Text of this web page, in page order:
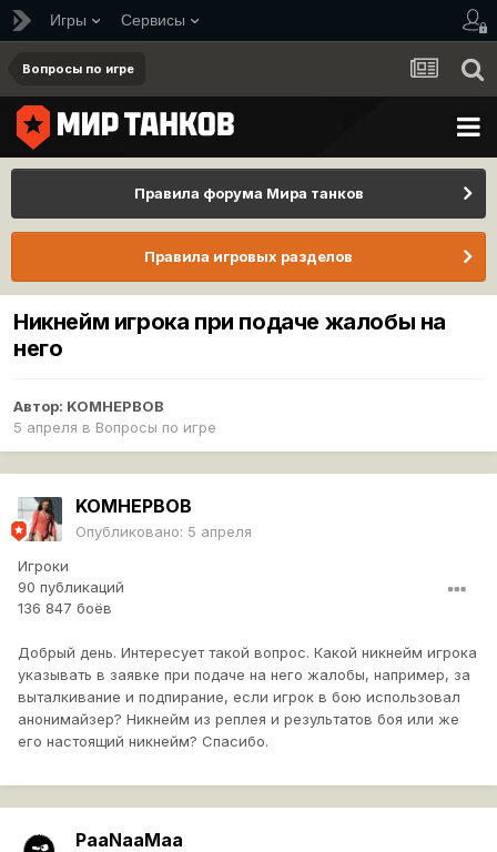
Игры Сервисы
Вопросы по игре
Правила форума Мира танков
Правила игровых разделов
Никнейм игрока при подаче жалобы на
него
Автор: KOMHEPBOB
5 апреля в Вопросы по игре
KOMHEPBOB
Опубликовано: 5 апреля
Игроки
90 публикаций
136 847 боёв
Добрый день. Интересует такой вопрос. Какой никнейм игрока
указывать в заявке при подаче на него жалобы, например, за
выталкивание и подпирание, если игрок в бою использовал
анонимайзер? Никнейм из реплея и результатов боя или же
его настоящий никнейм? Спасибо.
PaaNaaMaa